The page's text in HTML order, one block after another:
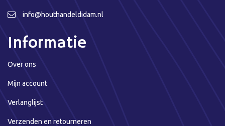
info@houthandeldidam.nl
Informatie
Over ons
Mijn account
Verlanglijst
Verzenden en retourneren